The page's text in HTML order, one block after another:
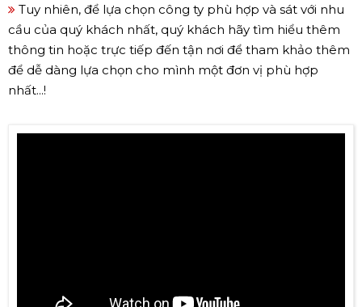
Tuy nhiên, để lựa chọn công ty phù hợp và sát với nhu
cầu của quý khách nhất, quý khách hãy tìm hiểu thêm
thông tin hoặc trực tiếp đến tận nơi để tham khảo thêm
để dễ dàng lựa chọn cho mình một đơn vị phù hợp
nhất...!